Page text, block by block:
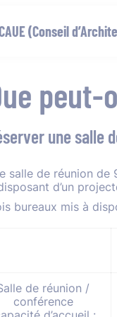
(Conseil
sur RDV au
peut-
une salle
salle de réunion de
d’un
bureaux mis à
de réunion /
conférence